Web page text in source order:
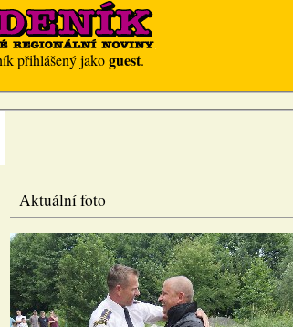
přihlášený jakoguest.
Aktuální foto